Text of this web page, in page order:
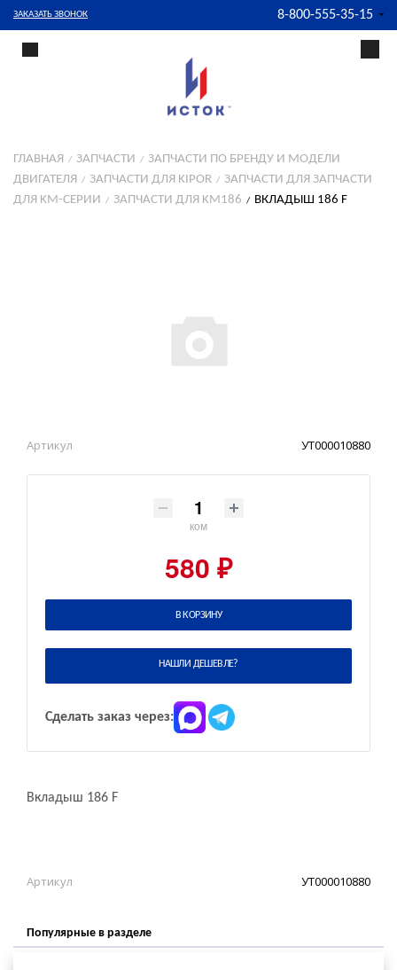
ЗАКАЗАТЬ ЗВОНОК 8-800-555-35-15
ГЛАВНАЯ ЗАПЧАСТИ
ЗАПЧАСТИ ПО БРЕНДУ И МОДЕЛИ
ДВИГАТЕЛЯ
ЗАПЧАСТИ ДЛЯ KIPOR
ЗАПЧАСТИ ДЛЯ ЗАПЧАСТИ
ДЛЯ KM-СЕРИИ
ЗАПЧАСТИ ДЛЯ KM186 ВКЛАДЫШ 186 F
Артикул УТ000010880
ком
580 ₽
В КОРЗИНУ
НАШЛИ ДЕШЕВЛЕ?
Сделать заказ через:
Вкладыш 186 F
Артикул УТ000010880
Популярные в разделе